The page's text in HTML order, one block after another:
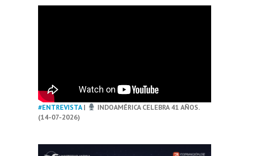
#ENTREVISTA|
INDOAMÉRICA CELEBRA 41 AÑOS.
(14-07-2026)